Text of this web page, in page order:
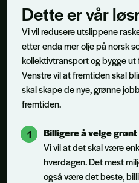
Dette er vår
Vi vil redusere utslippene
etter enda mer olje på norsk
kollektivtransport og bygge ut
Venstre vil at fremtiden skal
skal skape de nye, grønne
fremtiden.
Billigere å velge grønt
Vi vil at det skal være
hverdagen. Det mest
også være det beste,